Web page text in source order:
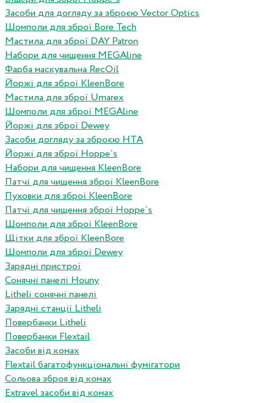
Засоби для догляду за зброєю Vector Optics
Шомполи для зброї Bore Tech
Мастила для зброї DAY Patron
Набори для чищення MEGAline
Фарба маскувальна RecOil
Йоржі для зброї KleenBore
Мастила для зброї Umarex
Шомполи для зброї MEGAline
Йоржі для зброї Dewey
Засоби догляду за зброєю HTA
Йоржі для зброї Hoppe`s
Набори для чищення KleenBore
Патчі для чищення зброї KleenBore
Пуховки для зброї KleenBore
Патчі для чищення зброї Hoppe`s
Шомполи для зброї KleenBore
Щітки для зброї KleenBore
Шомполи для зброї Dewey
Зарядні пристрої
Сонячні панелі Houny
Litheli сонячні панелі
Зарядні станції Litheli
Повербанки Litheli
Повербанки Flextail
Засоби від комах
Flextail багатофункціональні фумігатори
Сольова зброя від комах
Extravel засоби від комах